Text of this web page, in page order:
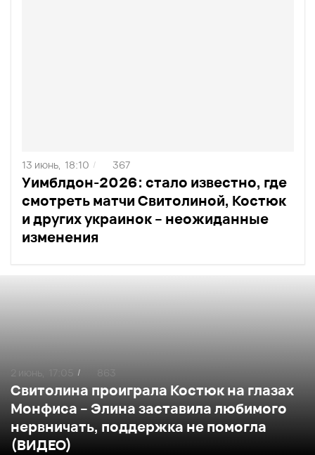
Уимблдон-2026: стало известно, где
смотреть матчи Свитолиной, Костюк
и других украинок – неожиданные
изменения
13 июнь, 18:10 / 367
Свитолина проиграла Костюк на глазах
Монфиса – Элина заставила любимого
нервничать, поддержка не помогла
(ВИДЕО)
2 июнь, 17:05 /